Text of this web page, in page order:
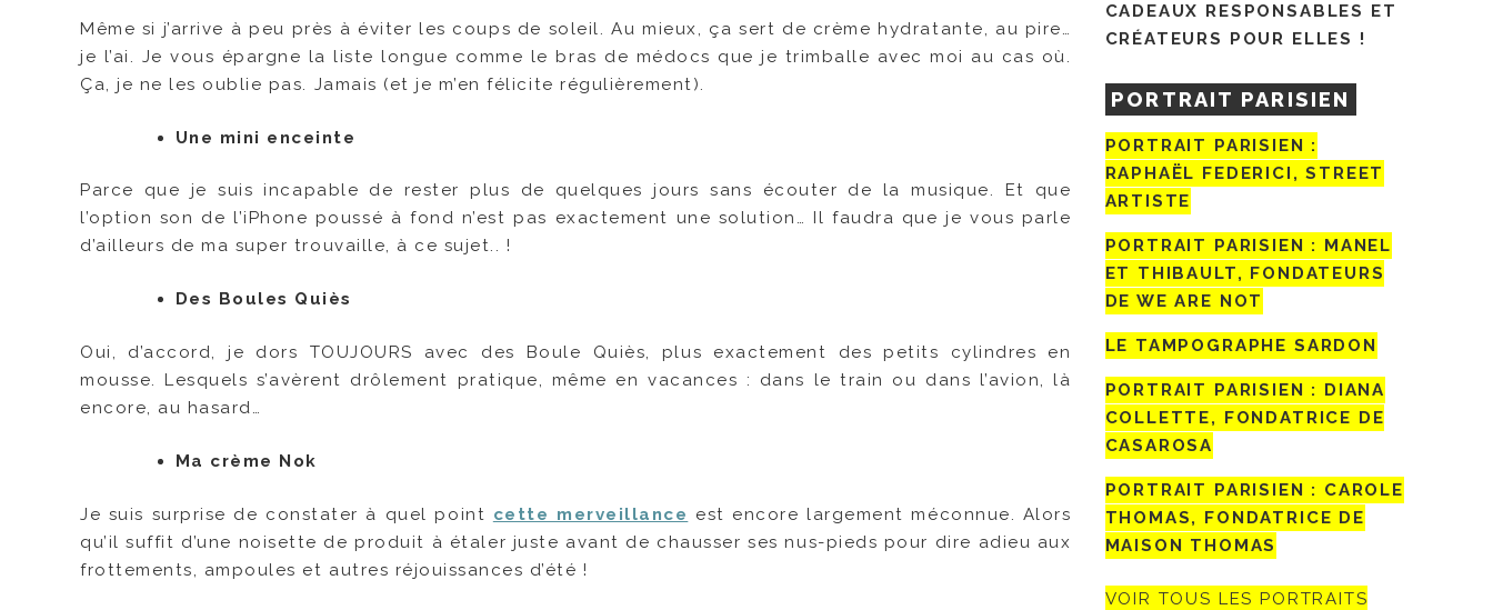
Même si j’arrive à peu près à éviter les coups de soleil. Au mieux, ça sert de crème hydratante, au pire…
je l’ai. Je vous épargne la liste longue comme le bras de médocs que je trimballe avec moi au cas où.
Ça, je ne les oublie pas. Jamais (et je m’en félicite régulièrement).
Une mini enceinte
Parce que je suis incapable de rester plus de quelques jours sans écouter de la musique. Et que
l’option son de l’iPhone poussé à fond n’est pas exactement une solution… Il faudra que je vous parle
d’ailleurs de ma super trouvaille, à ce sujet.. !
Des Boules Quiès
Oui, d’accord, je dors TOUJOURS avec des Boule Quiès, plus exactement des petits cylindres en
mousse. Lesquels s’avèrent drôlement pratique, même en vacances : dans le train ou dans l’avion, là
encore, au hasard…
Ma crème Nok
Je suis surprise de constater à quel point cette merveillance est encore largement méconnue. Alors
qu’il suffit d’une noisette de produit à étaler juste avant de chausser ses nus-pieds pour dire adieu aux
frottements, ampoules et autres réjouissances d’été !
CADEAUX RESPONSABLES ET
CRÉATEURS POUR ELLES !
PORTRAIT PARISIEN
PORTRAIT PARISIEN :
RAPHAËL FEDERICI, STREET
ARTISTE
PORTRAIT PARISIEN : MANEL
ET THIBAULT, FONDATEURS
DE WE ARE NOT
LE TAMPOGRAPHE SARDON
PORTRAIT PARISIEN : DIANA
COLLETTE, FONDATRICE DE
CASAROSA
PORTRAIT PARISIEN : CAROLE
THOMAS, FONDATRICE DE
MAISON THOMAS
VOIR TOUS LES PORTRAITS